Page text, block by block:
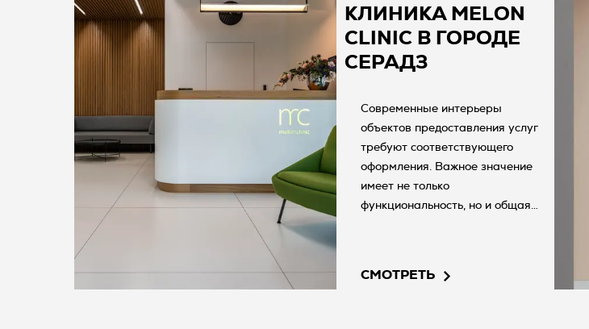
КЛИНИКА MELON
CLINIC В ГОРОДЕ
СЕРАДЗ
Современные интерьеры
объектов предоставления услуг
требуют соответствующего
оформления. Важное значение
имеет не только
функциональность, но и общая
отделочных материалов. В
СМОТРЕТЬ